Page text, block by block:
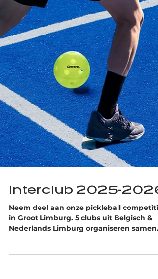
Interclub 2025-2026
Neem deel aan onze pickleball competitie